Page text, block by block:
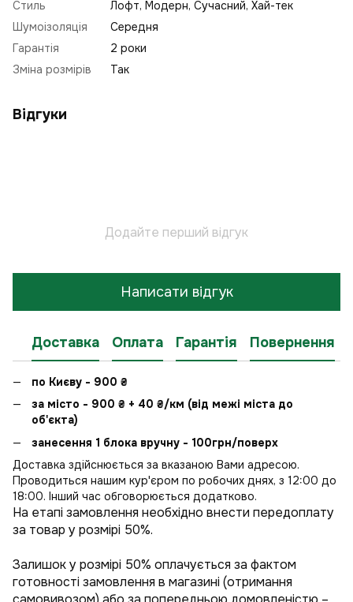
Стиль Лофт, Модерн, Сучасний, Хай-тек
Шумоізоляція
Середня
Гарантія
2 роки
Зміна розмірів
Так
Відгуки
Додайте перший відгук
Написати відгук
Доставка Оплата Гарантія Повернення
по Києву - 900 ₴
за місто - 900 ₴ + 40 ₴/км (від межі міста до
об'єкта)
занесення 1 блока вручну - 100грн/поверх
Доставка здійснюється за вказаною Вами адресою.
Проводиться нашим кур'єром по робочих днях, з 12:00 до
18:00. Інший час обговорюється додатково.
На етапі замовлення необхідно внести передоплату
за товар у розмірі 50%.
Залишок у розмірі 50% оплачується за фактом
готовності замовлення в магазині (отримання